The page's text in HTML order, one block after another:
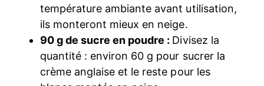
température ambiante avant utilisation,
ils monteront mieux en neige.
90 g de sucre en poudre : Divisez la
quantité : environ 60 g pour sucrer la
crème anglaise et le reste pour les